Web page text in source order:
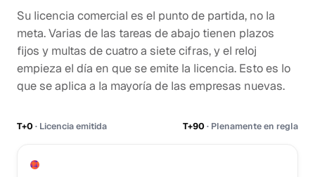
Su licencia comercial es el punto de partida, no la
meta. Varias de las tareas de abajo tienen plazos
fijos y multas de cuatro a siete cifras, y el reloj
empieza el día en que se emite la licencia. Esto es lo
que se aplica a la mayoría de las empresas nuevas.
T+0· Licencia emitida T+90· Plenamente en regla